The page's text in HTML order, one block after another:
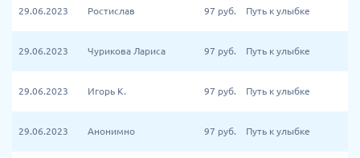
29.06.2023 Ростислав 97 руб. Путь к улыбке
29.06.2023 Чурикова Лариса 97 руб. Путь к улыбке
29.06.2023 Игорь К. 97 руб. Путь к улыбке
29.06.2023 Анонимно 97 руб. Путь к улыбке